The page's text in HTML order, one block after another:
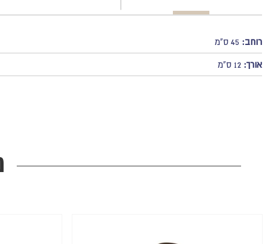
רוחב:
אורך: